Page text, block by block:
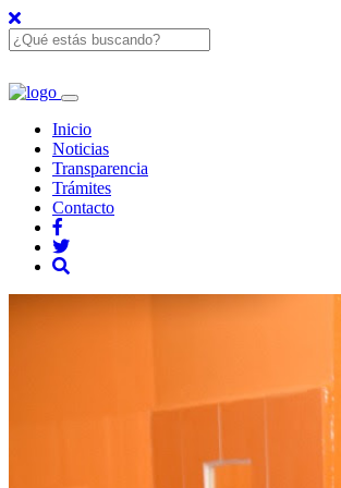
Inicio
Noticias
Transparencia
Trámites
Contacto